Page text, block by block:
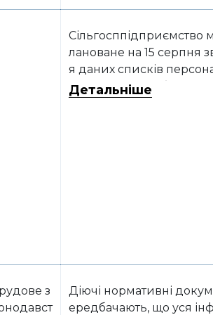
Сільгосппідприємство
лановане на 15 серпня
я даних списків
о військового обліку
Детальніше
з
Діючі нормативні
ередбачають, що уся